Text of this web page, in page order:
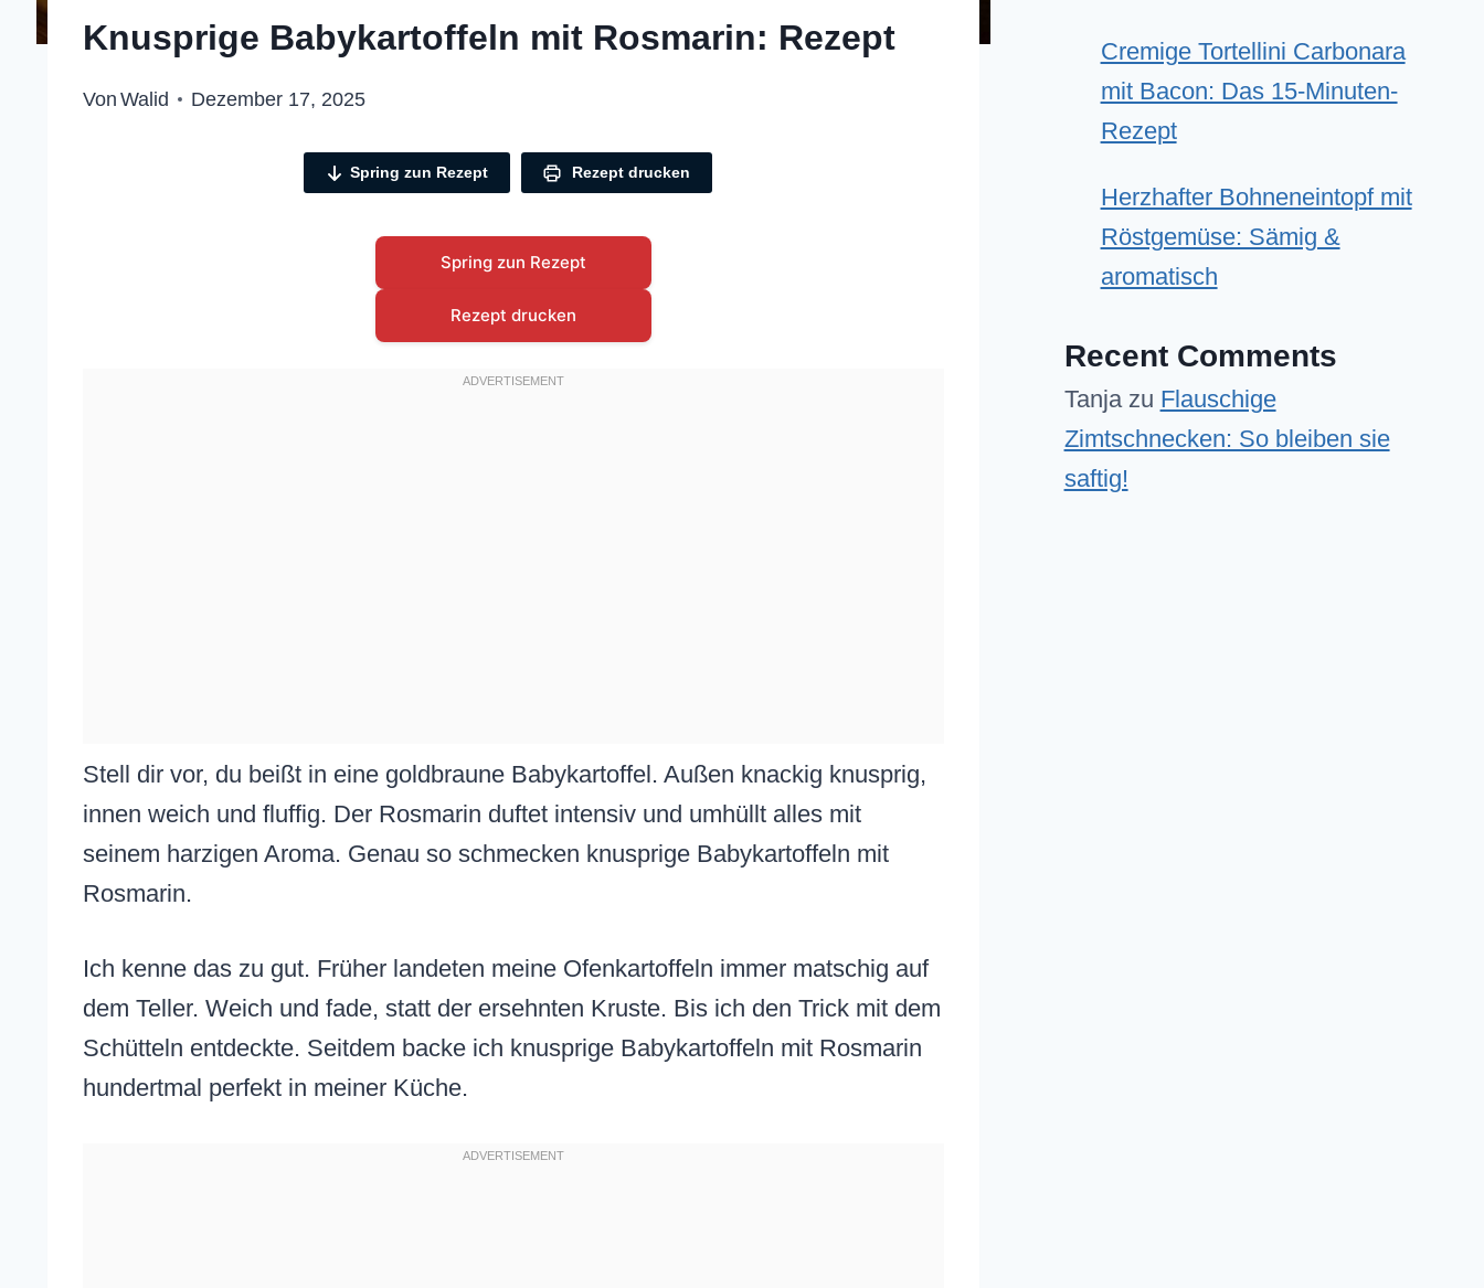
Knusprige Babykartoffeln mit Rosmarin: Rezept
Von Walid Dezember 17, 2025
Spring zun Rezept Rezept drucken
Spring zun Rezept
Rezept drucken
Stell dir vor, du beißt in eine goldbraune Babykartoffel. Außen knackig knusprig,
innen weich und fluffig. Der Rosmarin duftet intensiv und umhüllt alles mit
seinem harzigen Aroma. Genau so schmecken knusprige Babykartoffeln mit
Rosmarin.
Ich kenne das zu gut. Früher landeten meine Ofenkartoffeln immer matschig auf
dem Teller. Weich und fade, statt der ersehnten Kruste. Bis ich den Trick mit dem
Schütteln entdeckte. Seitdem backe ich knusprige Babykartoffeln mit Rosmarin
hundertmal perfekt in meiner Küche.
Cremige Tortellini Carbonara
mit Bacon: Das 15-Minuten-
Rezept
Herzhafter Bohneneintopf mit
Röstgemüse: Sämig &
aromatisch
Recent Comments
Tanjazu Flauschige
Zimtschnecken: So bleiben sie
saftig!